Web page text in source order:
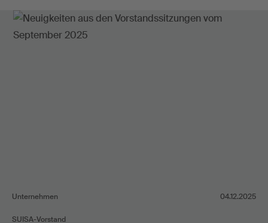
Unternehmen 04.12.2025
SUISA-Vorstand